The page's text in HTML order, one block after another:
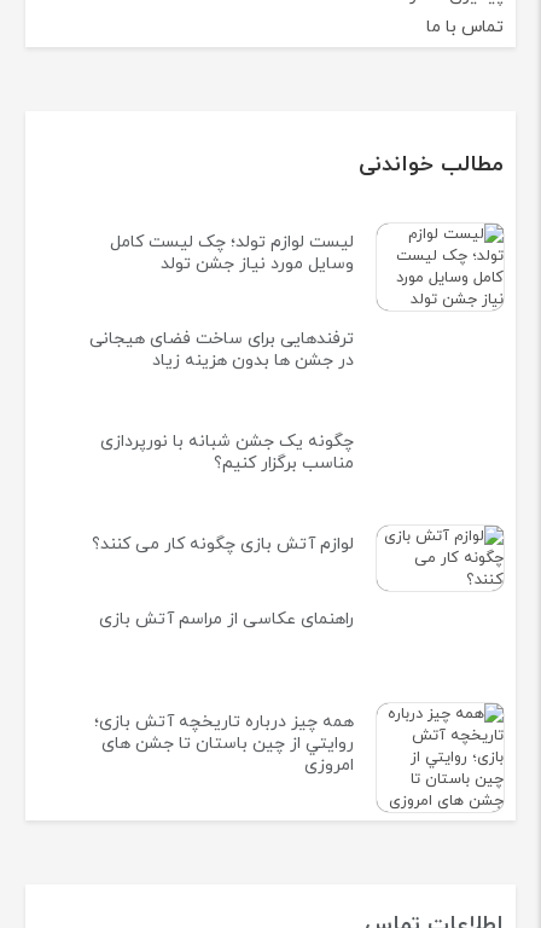
تماس با ما
مطالب خواندنی
لیست لوازم تولد؛ چک لیست کامل
وسایل مورد نیاز جشن تولد
ترفندهایی برای ساخت فضای هیجانی
در جشن ها بدون هزینه زیاد
چگونه یک جشن شبانه با نورپردازی
مناسب برگزار کنیم؟
لوازم آتش بازی چگونه کار می کنند؟
راهنمای عکاسی از مراسم آتش بازی
همه چيز درباره تاريخچه آتش بازی؛
روايتي از چين باستان تا جشن های
امروزی